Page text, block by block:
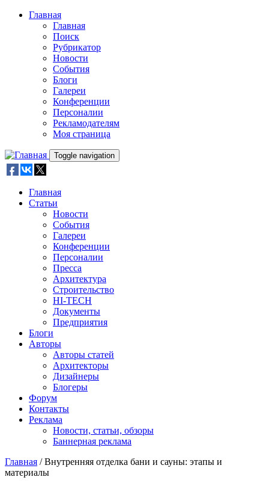
Skip to main content
Главная
Главная
Поиск
Рубрикатор
Новости
События
Блоги
Галереи
Конференции
Персоналии
Рекламодателям
Моя страница
Toggle navigation
Главная
Статьи
Новости
События
Галереи
Конференции
Персоналии
Пресса
Архитектура
Строительство
HI-TECH
Документы
Предприятия
Блоги
Авторы
Авторы статей
Архитекторы
Дизайнеры
Блогеры
Форум
Контакты
Реклама
Новости, статьи, обзоры
Баннерная реклама
You are here
Главная / Внутренняя отделка бани и сауны: этапы и
материалы